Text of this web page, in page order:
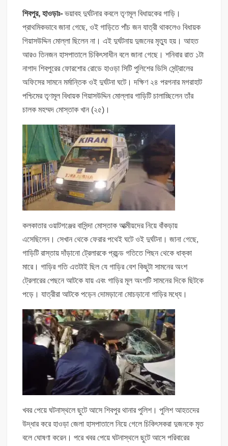
শিবপুর, হাওড়াঃ-ভয়াবহ দুর্ঘটনার কবলে তৃণমূল বিধায়কের গাড়ি।
প্রাথমিকভাবে জানা গেছে, ওই গাড়িতে পাঁচ জন যাত্রী থাকলেও বিধায়ক
গিয়াসউদ্দিন মোল্লা ছিলেন না। এই দুর্ঘটনায় দুজনের মৃত্যু হয়। আহত
আরও তিনজন হাসপাতালে চিকিৎসাধীন বলে জানা গেছে। শনিবার রাত ১টা
নাগাদ শিবপুরের ফোরশোর রোডে হাওড়া সিটি পুলিশের ডিসি সেন্ট্রালের
অফিসের সামনে মর্মান্তিক ওই দুর্ঘটনা ঘটে। দক্ষিণ ২৪ পরগনার মগরাহাট
পশ্চিমের তৃণমূল বিধায়ক গিয়াসউদ্দিন মোল্লার গাড়িটি চালাচ্ছিলেন তাঁর
চালক মহম্মদ মোস্তাক খান (২৫)।
কলকাতার ওয়াটগঞ্জের বাসিন্দা মোস্তাক আত্মীয়দের নিয়ে বাঁকড়ায়
এসেছিলেন। সেখান থেকে ফেরার পথেই ঘটে ওই দুর্ঘটনা। জানা গেছে,
গাড়িটি রাস্তায় দাঁড়ানো ট্রেলারকে প্রচন্ড গতিতে পিছন থেকে ধাক্কা
মারে। গাড়ির গতি এতটাই ছিল যে গাড়ির বেশ কিছুটা সামনের অংশ
ট্রেলারের পেছনে আটকে যায় এবং গাড়ির মূল অংশটি সামনের দিকে ছিটকে
পড়ে। যাত্রীরা আটকে পড়েন দোমড়ানো মোচড়ানো গাড়ির মধ্যে।
খবর পেয়ে ঘটনাস্থলে ছুটে আসে শিবপুর থানার পুলিশ। পুলিশ আহতদের
উদ্ধার করে হাওড়া জেলা হাসপাতালে নিয়ে গেলে চিকিৎসকরা দুজনকে মৃত
বলে ঘোষণা করেন। পরে খবর পেয়ে ঘটনাস্থলে ছুটে আসে পরিবারের